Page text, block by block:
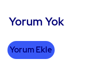
Yorum Yok
Yorum Ekle